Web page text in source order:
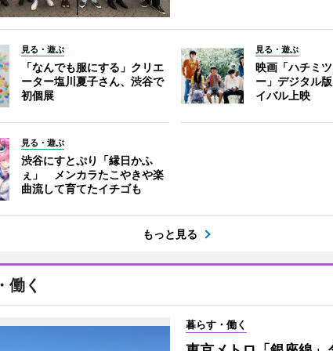
見る・遊ぶ
「なんでも服にする」クリエ
ーター塩川夏子さん、渋谷で
初個展
見る・遊ぶ
映画「ハチミ
ー」デジタル
イバル上映
見る・遊ぶ
渋谷にすとぷり「縁日かふ
ぇ」 メンカラたこやきや楽
曲流して育てたイチゴも
もっと見る
働く
暮らす・働く